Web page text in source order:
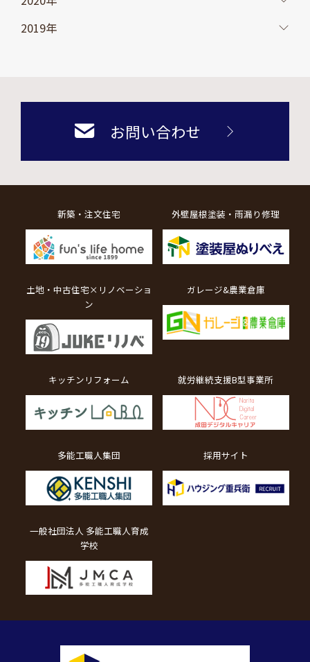
2019年
お問い合わせ
新築・注文住宅 外壁屋根塗装・雨漏り修理
土地・中古住宅×リノベーショ
ン
ガレージ&農業倉庫
キッチンリフォーム 就労継続支援B型事業所
多能工職人集団 採用サイト
一般社団法人 多能工職人育成
学校